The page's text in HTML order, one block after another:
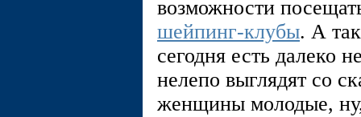
возможности
шейпинг-клубы. А
сегодня есть далеко
нелепо выглядят со
женщины молодые,